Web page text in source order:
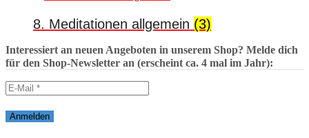
8. Meditationen allgemein (3)
Interessiert an neuen Angeboten in unserem Shop? Melde dich
für den Shop-Newsletter an (erscheint ca. 4 mal im Jahr):